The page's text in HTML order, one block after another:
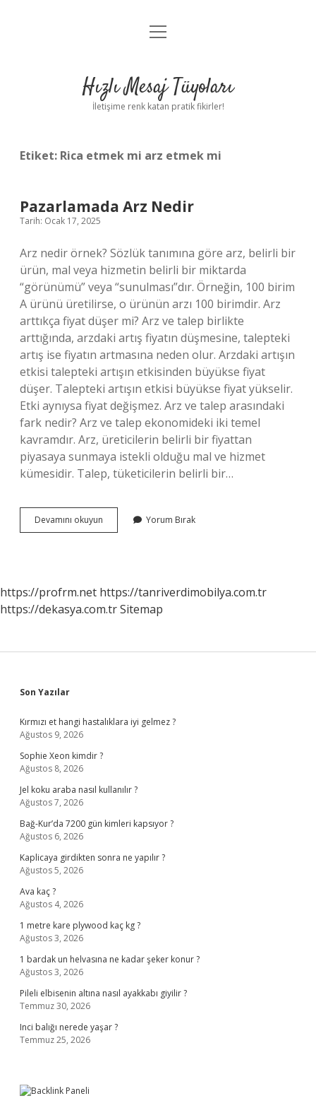
Anasayfa
Yasal Uyarı
menüyü
Hızlı Mesaj Tüyoları
İletişime renk katan pratik fikirler!
Etiket: Rica etmek mi arz etmek mi
Pazarlamada Arz Nedir
Tarih: Ocak 17, 2025
Arz nedir örnek? Sözlük tanımına göre arz, belirli bir
ürün, mal veya hizmetin belirli bir miktarda
“görünümü” veya “sunulması”dır. Örneğin, 100 birim
A ürünü üretilirse, o ürünün arzı 100 birimdir. Arz
arttıkça fiyat düşer mi? Arz ve talep birlikte
arttığında, arzdaki artış fiyatın düşmesine, talepteki
artış ise fiyatın artmasına neden olur. Arzdaki artışın
etkisi talepteki artışın etkisinden büyükse fiyat
düşer. Talepteki artışın etkisi büyükse fiyat yükselir.
Etki aynıysa fiyat değişmez. Arz ve talep arasındaki
fark nedir? Arz ve talep ekonomideki iki temel
kavramdır. Arz, üreticilerin belirli bir fiyattan
piyasaya sunmaya istekli olduğu mal ve hizmet
kümesidir. Talep, tüketicilerin belirli bir…
Devamını okuyun Pazarlamada
Arz
Yorum Bırak
https://profrm.net https://tanriverdimobilya.com.tr
https://dekasya.com.trSitemap
Sidebar
Son Yazılar
Kırmızı et hangi hastalıklara iyi gelmez ?
Ağustos 9, 2026
Sophie Xeon kimdir ?
Ağustos 8, 2026
Jel koku araba nasıl kullanılır ?
Ağustos 7, 2026
Bağ-Kur’da 7200 gün kimleri kapsıyor ?
Ağustos 6, 2026
Kaplicaya girdikten sonra ne yapılır ?
Ağustos 5, 2026
Ava kaç ?
Ağustos 4, 2026
1 metre kare plywood kaç kg ?
Ağustos 3, 2026
1 bardak un helvasına ne kadar şeker konur ?
Ağustos 3, 2026
Pileli elbisenin altına nasıl ayakkabı giyilir ?
Temmuz 30, 2026
Inci balığı nerede yaşar ?
Temmuz 25, 2026